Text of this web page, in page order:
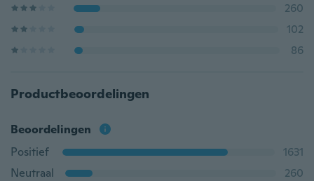
260
102
86
Productbeoordelingen
Beoordelingen
Positief
1631
Neutraal
260